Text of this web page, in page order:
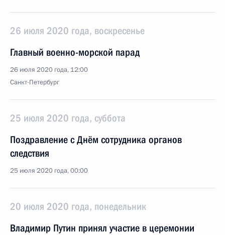
26 июля 2020 года, воскресенье
Главный военно-морской парад
26 июля 2020 года, 12:00
Санкт-Петербург
25 июля 2020 года, суббота
Поздравление с Днём сотрудника органов
следствия
25 июля 2020 года, 00:00
20 июля 2020 года, понедельник
Владимир Путин принял участие в церемонии